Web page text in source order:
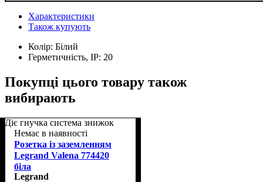
Характеристики
Також купують
Колір: Білий
Герметичність, IP: 20
Покупці цього товару також
вибирають
Діє гнучка система знижок
Немає в наявності
Розетка із заземленням
Legrand Valena 774420
біла
Legrand